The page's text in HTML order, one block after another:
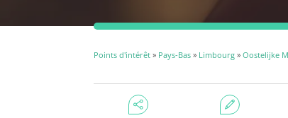
Points d'intérêt » Pays-Bas » Limbourg » Oostelijke